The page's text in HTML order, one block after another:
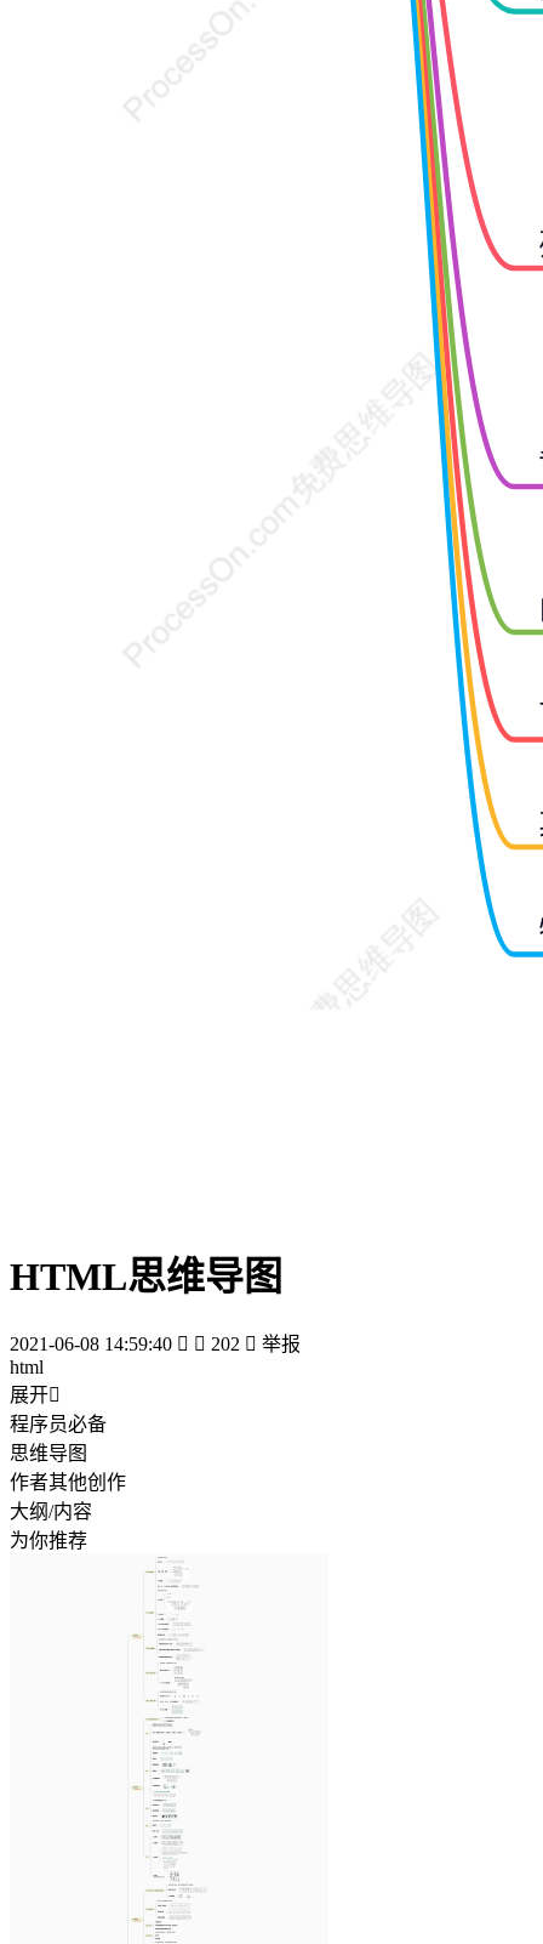
HTML思维导图
2021-06-08 14:59:40   202  举报
html
展开
程序员必备
思维导图
作者其他创作
大纲/内容
为你推荐